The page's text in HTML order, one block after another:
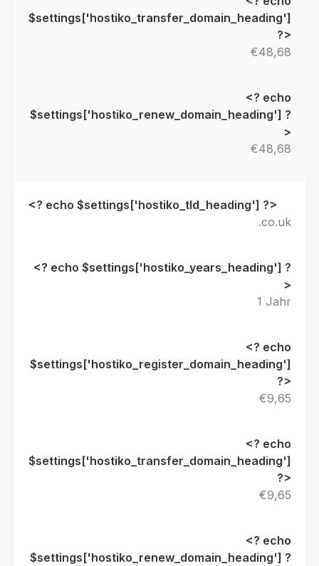
€48,68
€48,68
.co.uk
1 Jahr
€9,65
€9,65